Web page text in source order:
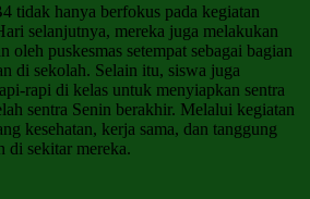
tidak hanya berfokus pada kegiatan
selanjutnya, mereka juga melakukan
oleh puskesmas setempat sebagai bagian
di sekolah. Selain itu, siswa juga
rapi di kelas untuk menyiapkan sentra
sentra Senin berakhir. Melalui kegiatan
kesehatan, kerja sama, dan tanggung
di sekitar mereka.